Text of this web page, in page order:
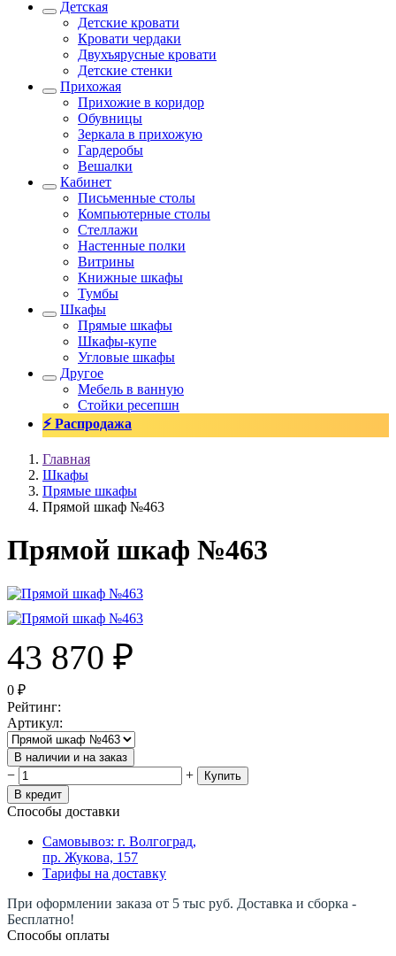
Детская
Детские кровати
Кровати чердаки
Двухъярусные кровати
Детские стенки
Прихожая
Прихожие в коридор
Обувницы
Зеркала в прихожую
Гардеробы
Вешалки
Кабинет
Письменные столы
Компьютерные столы
Стеллажи
Настенные полки
Витрины
Книжные шкафы
Тумбы
Шкафы
Прямые шкафы
Шкафы-купе
Угловые шкафы
Другое
Мебель в ванную
Стойки ресепшн
⚡ Распродажа
Главная
Шкафы
Прямые шкафы
Прямой шкаф №463
Прямой шкаф №463
43 870 ₽
0 ₽
Рейтинг:
Артикул:
В наличии и на заказ
− +
Купить
В кредит
Способы доставки
Самовывоз: г. Волгоград,
пр. Жукова, 157
Тарифы на доставку
При оформлении заказа от 5 тыс руб. Доставка и сборка -
Бесплатно!
Способы оплаты